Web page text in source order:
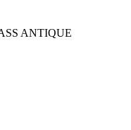
ANTIQUE